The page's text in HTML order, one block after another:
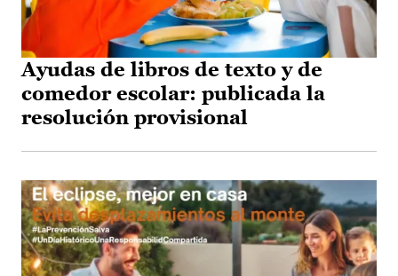
Ayudas de libros de texto y de
comedor escolar: publicada la
resolución provisional